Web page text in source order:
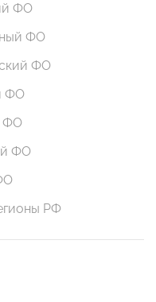
ФО
ФО
ФО
ФО
ФО
ФО
РФ